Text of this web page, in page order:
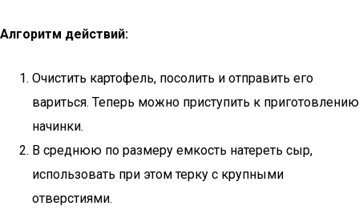
Алгоритм действий:
Очистить картофель, посолить и отправить его
вариться. Теперь можно приступить к приготовлению
начинки.
В среднюю по размеру емкость натереть сыр,
использовать при этом терку с крупными
отверстиями.